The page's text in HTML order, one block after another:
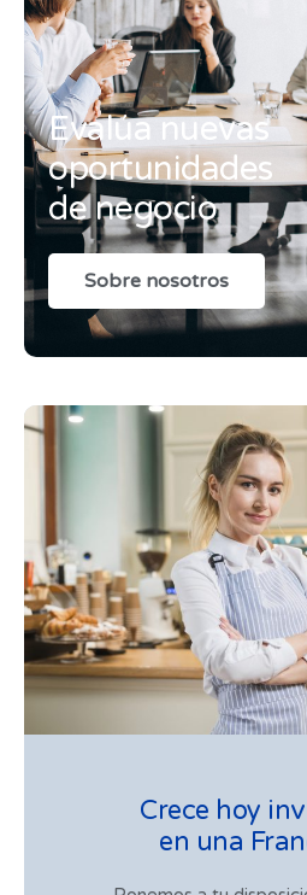
Evalúa nuevas
oportunidades
de negocio
Sobre nosotros
Crece hoy
en una